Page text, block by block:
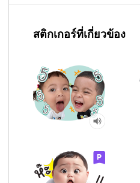
สติกเกอร์ที่เกี่ยวข้อง